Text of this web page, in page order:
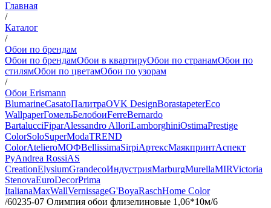
Главная
/
Каталог
/
Обои по брендам
Обои по брендамОбои в квартируОбои по странамОбои по
стилямОбои по цветамОбои по узорам
/
Обои Erismann
BlumarineCasatoПалитраOVK DesignBorastapeterEco
WallpaperГомельБелобоиFerreBernardo
BartalucciFiparAlessandro AlloriLamborghiniOstimaPrestige
ColorSoloSuperModaTREND
ColorAtelieroМОФBellissimaSirpiАртексМаякпринтАспект
РуAndrea RossiAS
CreationElysiumGrandecoИндустрияMarburgMurellaMIRVictoria
StenovaEuroDecorPrima
ItalianaMaxWallVernissageG'BoyaRaschHome Color
/60235-07 Олимпия обои флизелиновые 1,06*10м/6